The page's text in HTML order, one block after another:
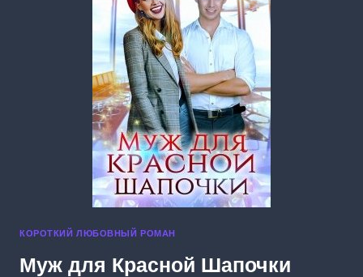
КОРОТКИЙ ЛЮБОВНЫЙ РОМАН
Муж для Красной Шапочки